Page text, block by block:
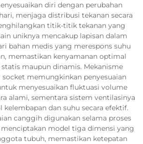
diri dengan perubahan
menjaga distribusi tekanan secara
titik-titik tekanan yang
uniknya mencakup lapisan dalam
bahan medis yang merespons suhu
memastikan kenyamanan optimal
maupun dinamis. Mekanisme
memungkinkan penyesuaian
menyesuaikan fluktuasi volume
alami, sementara sistem ventilasinya
dan suhu secara efektif.
canggih digunakan selama proses
model tiga dimensi yang
tubuh, memastikan ketepatan